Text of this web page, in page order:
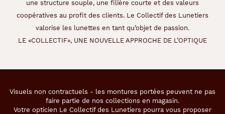
une structure souple, une filière courte et des valeurs
coopératives au profit des clients. Le Collectif des Lunetiers
valorise les lunettes en tant qu’objet de passion.
LE «COLLECTIF», UNE NOUVELLE APPROCHE DE L’OPTIQUE
Visuels non contractuels - les montures portées peuvent ne pas
faire partie de nos collections en magasin.
Votre opticien Le Collectif des Lunetiers pourra vous proposer